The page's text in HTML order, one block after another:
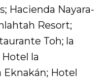
Hacienda Nayara-
Resort;
Toh; la
la
Eknakán; Hotel